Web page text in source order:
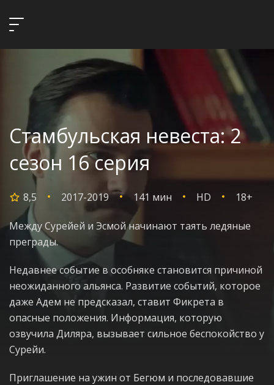
Стамбульская невеста: 2
сезон 16 серия
8,5 2017-2019 141 мин HD 18+
Между Сурейей и Эсмой начинают таять ледяные
преграды.
Недавнее событие в особняке становится причиной
неожиданного альянса. Развитие событий, которое
даже Адем не предсказал, ставит Фикрета в
опасные положения. Информация, которую
озвучила Диляра, вызывает сильное беспокойство у
Сурейи.
Приглашение на ужин от Бегюм и последовавшие